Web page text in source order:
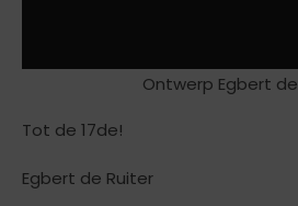
Ontwerp Egbert
Tot de 17de!
Egbert de Ruiter